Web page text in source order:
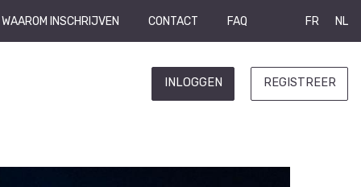
WAAROM INSCHRIJVEN CONTACT FAQ FR NL
INLOGGEN REGISTREER